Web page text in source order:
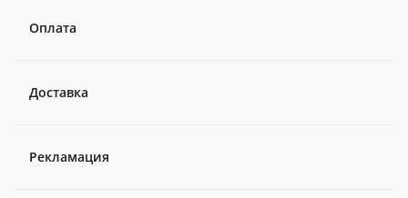
Оплата
Доставка
Рекламация